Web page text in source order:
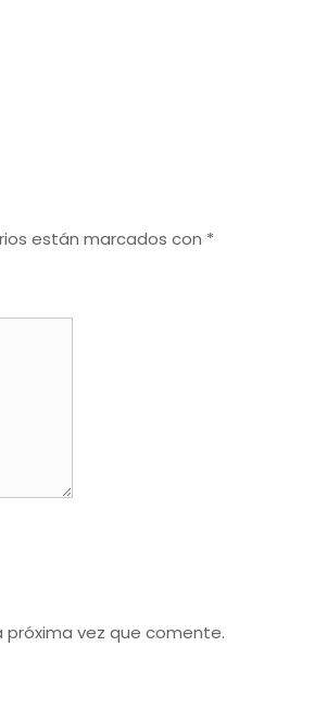
están marcados con *
vez que comente.